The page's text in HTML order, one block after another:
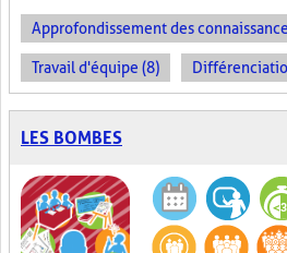
Approfondissement des
Travail d'équipe (8)
LES BOMBES